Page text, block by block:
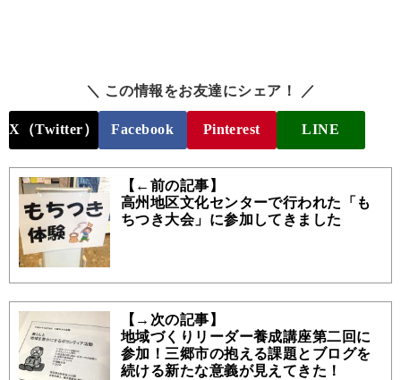
＼ この情報をお友達にシェア！ ／
X（Twitter） Facebook Pinterest LINE
【←前の記事】
高州地区文化センターで行われた「も
ちつき大会」に参加してきました
【→次の記事】
地域づくりリーダー養成講座第二回に
参加！三郷市の抱える課題とブログを
続ける新たな意義が見えてきた！